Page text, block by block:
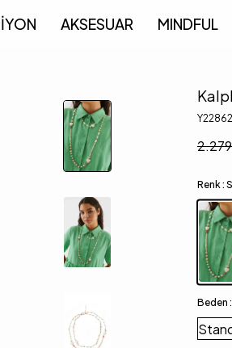
AKSESUAR MINDFUL
Renk :
Beden :